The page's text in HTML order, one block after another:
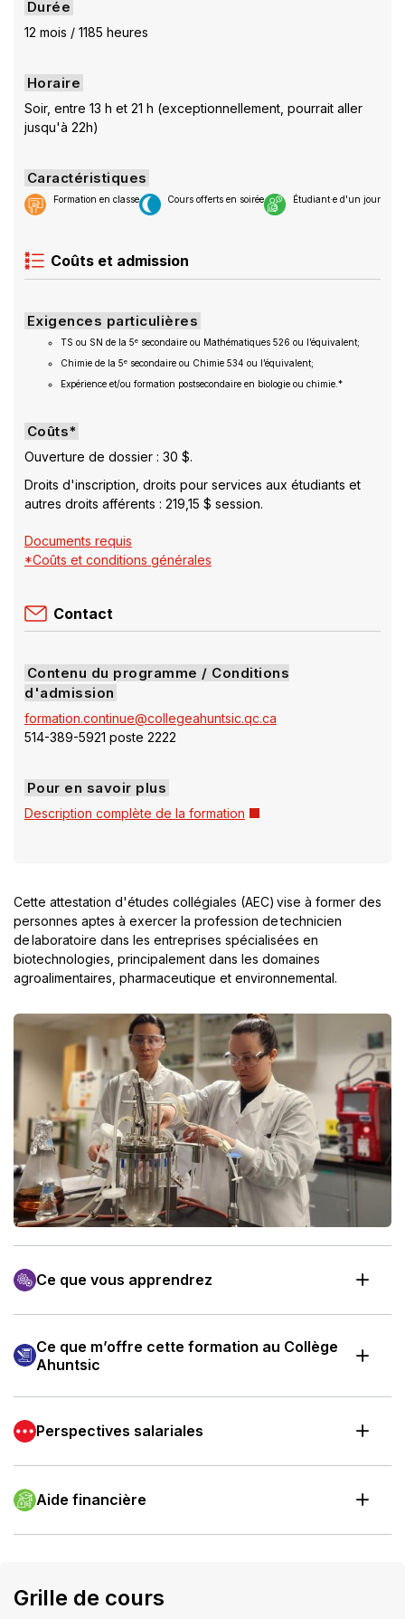
Durée
12 mois / 1185 heures
Horaire
Soir, entre 13 h et 21 h (exceptionnellement, pourrait aller
jusqu'à 22h)
Caractéristiques
Formation en classe Cours offerts en soirée Étudiant·e d'un jour
Coûts et admission
Exigences particulières
TS ou SN de la 5e secondaire ou Mathématiques 526 ou l’équivalent;
Chimie de la 5e secondaire ou Chimie 534 ou l’équivalent;
Expérience et/ou formation postsecondaire en biologie ou chimie.*
Coûts*
Ouverture de dossier : 30 $.
Droits d'inscription, droits pour services aux étudiants et
autres droits afférents : 219,15 $ session.
Documents requis
*Coûts et conditions générales
Contact
Contenu du programme / Conditions
d'admission
formation.continue@collegeahuntsic.qc.ca
514-389-5921 poste 2222
Pour en savoir plus
Description complète de la formation Ce
nouvelle
fenêtre
Cette attestation d'études collégiales (AEC) vise à former des
personnes aptes à exercer la profession de technicien
de laboratoire dans les entreprises spécialisées en
biotechnologies, principalement dans les domaines
agroalimentaires, pharmaceutique et environnemental.
Ce que vous apprendrez
Ce que m’offre cette formation au Collège
Ahuntsic
Perspectives salariales
Aide financière
Grille de cours